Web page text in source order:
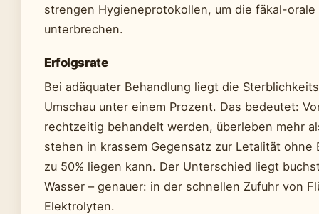
strengen Hygieneprotokollen, um die fäkal-
unterbrechen.
Erfolgsrate
Bei adäquater Behandlung liegt die
Umschau unter einem Prozent. Das bedeutet:
rechtzeitig behandelt werden, überleben mehr
stehen in krassem Gegensatz zur Letalität ohne
zu 50% liegen kann. Der Unterschied liegt
Wasser – genauer: in der schnellen Zufuhr von
Elektrolyten.